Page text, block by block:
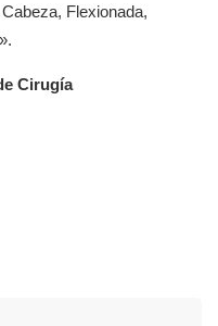
Flexionada,
Cirugía